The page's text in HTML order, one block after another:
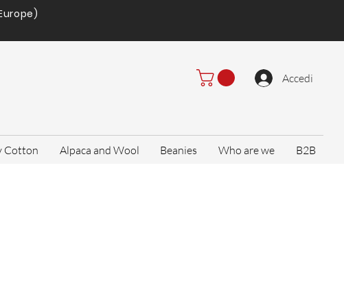
Accedi
Cotton Alpaca and Wool Beanies Who are we B2B